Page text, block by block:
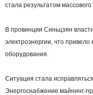
стала результатом
В провинции Синьцзян
электроэнергии, что
оборудования.
Ситуация стала
Энергоснабжение майнинг-